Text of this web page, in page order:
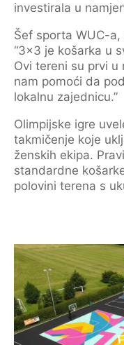
investirala u
Šef sporta WUC-
“3×3 je košarka u
Ovi tereni su prvi u
nam pomoći da
lokalnu zajednicu.”
Olimpijske igre
takmičenje koje
ženskih ekipa.
standardne
polovini terena s